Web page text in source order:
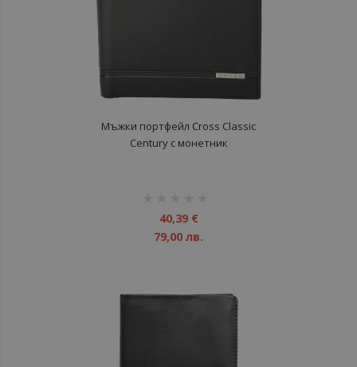
Mъжки портфейл Cross Classic
Century с монетник
40,39 €
79,00 лв.